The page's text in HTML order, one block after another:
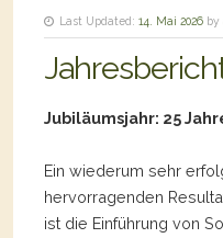
Last Updated: 14. Mai 2026 by
Jubiläumsjahr: 25
Ein wiederum sehr
hervorragenden
ist die Einführung von